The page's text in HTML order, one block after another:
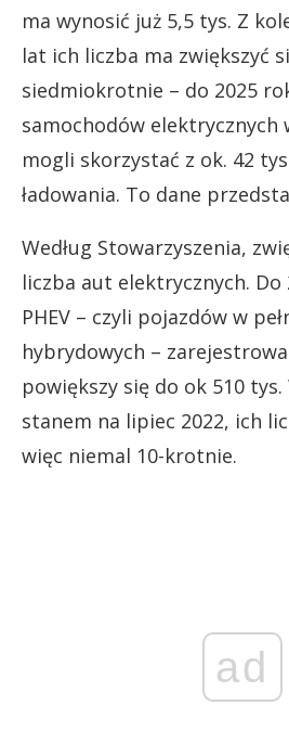
ma wynosić już 5,5 tys. Z
lat ich liczba ma zwiększyć
siedmiokrotnie – do 2025
samochodów elektrycznych
mogli skorzystać z ok. 42
ładowania. To dane
Według Stowarzyszenia,
liczba aut elektrycznych. Do
PHEV – czyli pojazdów w
hybrydowych –
powiększy się do ok 510
stanem na lipiec 2022, ich
więc niemal 10-krotnie.
ad